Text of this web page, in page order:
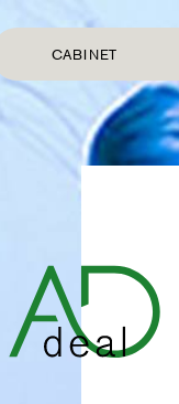
CABINET